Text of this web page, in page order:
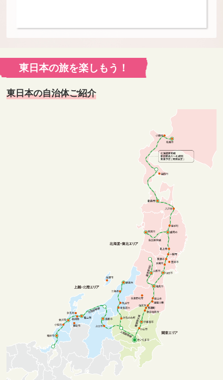
東日本の旅を楽しもう！
東日本の自治体ご紹介